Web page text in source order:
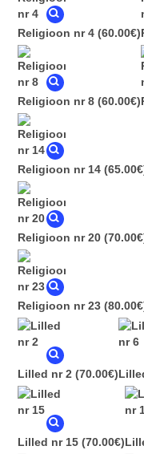
Religioon nr 4 (60.00€)
Religioon nr 8 (60.00€)
Religioon nr 14
Religioon nr 20
Religioon nr 23
Lilled nr 2 (70.00€)
Lilled nr 15 (70.00€)